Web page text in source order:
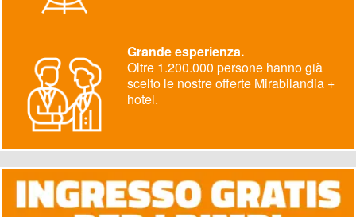
Grande esperienza.
Oltre 1.200.000 persone hanno già
scelto le nostre offerte Mirabilandia +
hotel.